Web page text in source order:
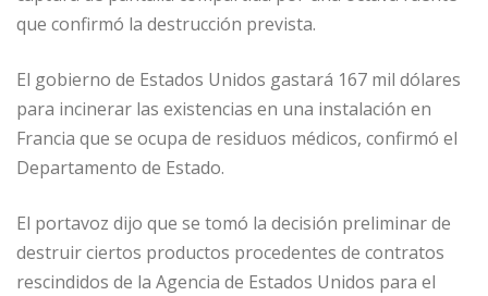
que confirmó la destrucción prevista.
El gobierno de Estados Unidos gastará 167 mil dólares
para incinerar las existencias en una instalación en
Francia que se ocupa de residuos médicos, confirmó el
Departamento de Estado.
El portavoz dijo que se tomó la decisión preliminar de
destruir ciertos productos procedentes de contratos
rescindidos de la Agencia de Estados Unidos para el